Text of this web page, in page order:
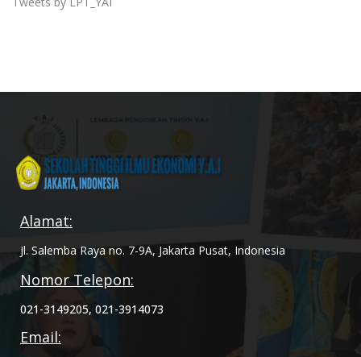
Alamat:
Jl. Salemba Raya no. 7-9A, Jakarta Pusat, Indonesia
Nomor Telepon:
021-3149205, 021-3914073
Email: